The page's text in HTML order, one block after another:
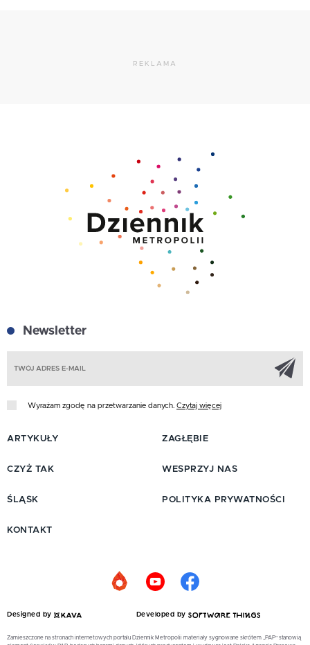
REKLAMA
Newsletter
Wyrażam zgodę na przetwarzanie danych. Czytaj więcej
ARTYKUŁY
CZYŻ TAK
ŚLĄSK
ZAGŁĘBIE
WESPRZYJ NAS
POLITYKA PRYWATNOŚCI
KONTAKT
Designed by Developed by
Zamieszczone na stronach internetowych portalu Dziennik Metropolii materiały sygnowane skrótem „PAP” stanowią